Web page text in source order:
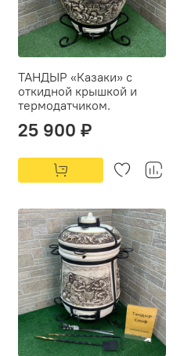
ТАНДЫР «Казаки» с
откидной крышкой и
термодатчиком.
25 900 ₽